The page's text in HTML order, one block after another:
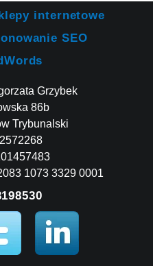
internetowe
SEO
Grzybek
86b
Trybunalski
1073 3329 0001